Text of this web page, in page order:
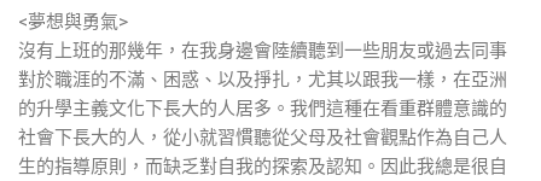
<夢想與勇氣>
沒有上班的那幾年，在我身邊會陸續聽到一些朋友或過去同事
對於職涯的不滿、困惑、以及掙扎，尤其以跟我一樣，在亞洲
的升學主義文化下長大的人居多。我們這種在看重群體意識的
社會下長大的人，從小就習慣聽從父母及社會觀點作為自己人
生的指導原則，而缺乏對自我的探索及認知。因此我總是很自